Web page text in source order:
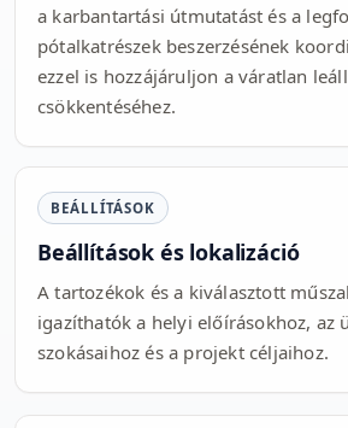
a karbantartási útmutatást és a
pótalkatrészek beszerzésének
ezzel is hozzájáruljon a váratlan
csökkentéséhez.
BEÁLLÍTÁSOK
Beállítások és lokalizáció
A tartozékok és a kiválasztott
igazíthatók a helyi előírásokhoz, az
szokásaihoz és a projekt céljaihoz.